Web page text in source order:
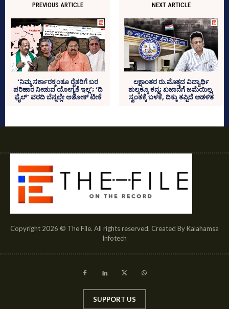
PREVIOUS ARTICLE
‘ನಿಮ್ಮ ಸರ್ಕಾರಕ್ಕಂತೂ ರೈತರಿಗೆ ಬರ
ಪರಿಹಾರ ನೀಡುವ ಯೋಗ್ಯತೆ ಇಲ್ಲ’; ‘ದಿ
ಫೈಲ್‌’ ವರದಿ ಬೆನ್ನಲ್ಲೇ ಅಶೋಕ್‌ ಟೀಕೆ
NEXT ARTICLE
ಲಕ್ಷಾಂತರ ರು.ಮೊತ್ತದ ವಿದ್ಯಾರ್ಥಿ
ಶುಲ್ಕಕ್ಕೂ ಕನ್ನ; ಖಜಾನೆಗೆ ಜಮೆಯಿಲ್ಲ,
ಸ್ವಂತಕ್ಕೆ ಬಳಕೆ, ದಿಕ್ಕು ತಪ್ಪಿದೆ ಆಡಳಿತ
Copyright 2026 © The File. All rights reserved. Created By Kalahamsa
Infotech
SUPPORT US